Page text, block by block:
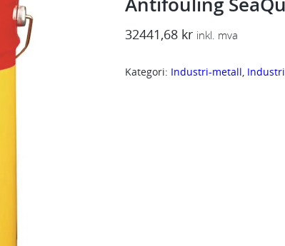
32441,68 kr inkl. mva
Kategori: Industri-metall,